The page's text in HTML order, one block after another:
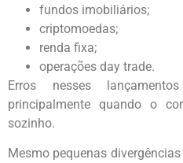
fundos imobiliários;
criptomoedas;
renda fixa;
operações day trade.
Erros nesses
principalmente quando o
sozinho.
Mesmo pequenas